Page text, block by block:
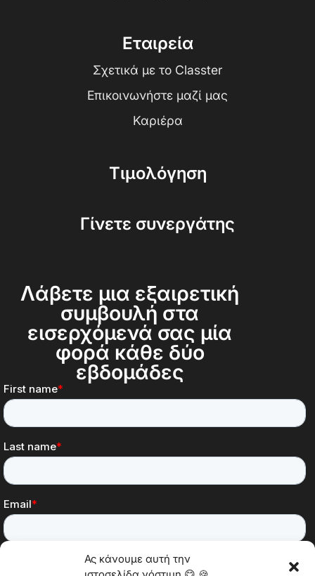
Ας κάνουμε αυτή την
Εταιρεία
Σχετικά με το Classter
Επικοινωνήστε μαζί μας
Καριέρα
Τιμολόγηση
Γίνετε συνεργάτης
Λάβετε μια εξαιρετική
συμβουλή στα
εισερχόμενά σας μία
φορά κάθε δύο
εβδομάδες